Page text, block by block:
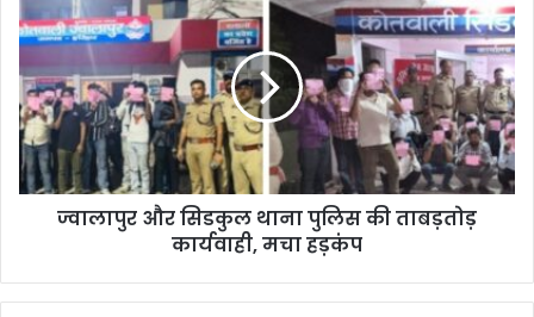
ज्वालापुर और सिडकुल थाना पुलिस की ताबड़तोड़
कार्यवाही, मचा हड़कंप